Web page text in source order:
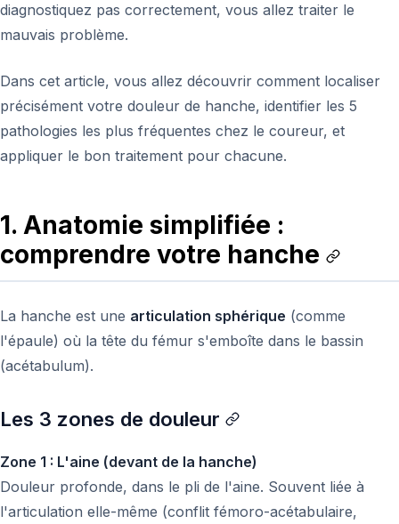
diagnostiquez pas correctement, vous allez traiter le
mauvais problème.
Dans cet article, vous allez découvrir comment localiser
précisément votre douleur de hanche, identifier les 5
pathologies les plus fréquentes chez le coureur, et
appliquer le bon traitement pour chacune.
1. Anatomie simplifiée :
comprendre votre hanche
La hanche est une articulation sphérique (comme
l'épaule) où la tête du fémur s'emboîte dans le bassin
(acétabulum).
Les 3 zones de douleur
Zone 1 : L'aine (devant de la hanche)
Douleur profonde, dans le pli de l'aine. Souvent liée à
l'articulation elle-même (conflit fémoro-acétabulaire,